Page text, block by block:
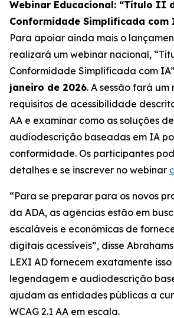
Webinar Educacional: “Título II
Conformidade Simplificada com
Para apoiar ainda mais o
realizará um webinar nacional,
Conformidade Simplificada com
janeiro de 2026. A sessão fará um
requisitos de acessibilidade
AA e examinar como as soluções
audiodescrição baseadas em IA
conformidade. Os participantes
detalhes e se inscrever no webinar
“Para se preparar para os novos
da ADA, as agências estão em
escaláveis e econômicas de
digitais acessíveis”, disse
LEXI AD fornecem exatamente
legendagem e audiodescrição
ajudam as entidades públicas a
WCAG 2.1 AA em escala.